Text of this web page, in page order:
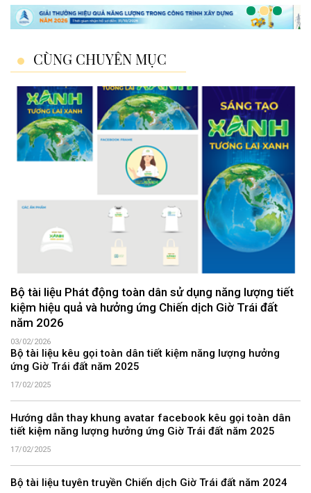
CÙNG CHUYÊN MỤC
Bộ tài liệu Phát động toàn dân sử dụng năng lượng tiết
kiệm hiệu quả và hưởng ứng Chiến dịch Giờ Trái đất
năm 2026
03/02/2026
Bộ tài liệu kêu gọi toàn dân tiết kiệm năng lượng hưởng
ứng Giờ Trái đất năm 2025
17/02/2025
Hướng dẫn thay khung avatar facebook kêu gọi toàn dân
tiết kiệm năng lượng hưởng ứng Giờ Trái đất năm 2025
17/02/2025
Bộ tài liệu tuyên truyền Chiến dịch Giờ Trái đất năm 2024